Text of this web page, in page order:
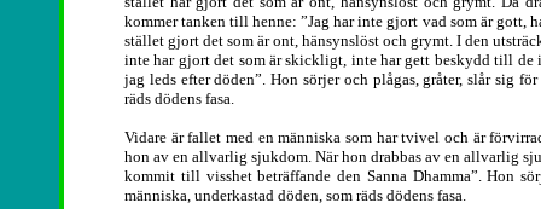
kommer tanken till henne: ”Jag har inte gjort vad som är
stället gjort det som är ont, hänsynslöst och grymt. I den
inte har gjort det som är skickligt, inte har gett beskydd till
jag leds efter döden”. Hon sörjer och plågas, gråter, slår sig
räds dödens fasa.
Vidare är fallet med en människa som har tvivel och är
hon av en allvarlig sjukdom. När hon drabbas av en allvarlig
kommit till visshet beträffande den Sanna Dhamma”. Hon
människa, underkastad döden, som räds dödens fasa.